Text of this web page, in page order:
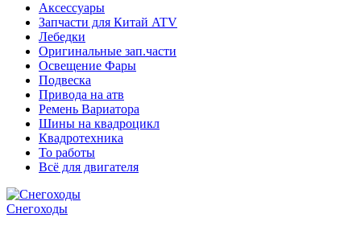
Аксессуары
Запчасти для Китай ATV
Лебедки
Оригинальные зап.части
Освещение Фары
Подвеска
Привода на атв
Ремень Вариатора
Шины на квадроцикл
Квадротехника
То работы
Всё для двигателя
Снегоходы